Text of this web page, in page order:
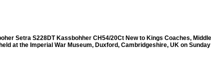
Setra S228DT Kassbohher CH54/20Ct New to Kings Coaches,
at the Imperial War Museum, Duxford, Cambridgeshire, UK on